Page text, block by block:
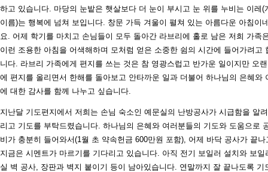
하고 있습니다. 마당의 눈밭은 햇살보다 더 눈이 부시고 눈 위를 누비는 이레(
이름)는 행복에 넘쳐 보입니다. 창문 가득 겨울이 펼쳐 있는 아름다운 아침이
요. 어제 학기를 마치고 손님들이 모두 돌아간 라브리에 홀로 남은 저희 가족
이런 조용한 아침을 어색해하며 모처럼 얻은 소중한 쉼의 시간에 들어가려고
니다. 라브리 가족에게 편지를 쓰는 것은 참 영광스럽고 반가운 일이지만 오
에 편지를 올리면서 한해를 돌아보고 안타까운 일과 더불어 하나님의 은혜와
에 대한 감사를 함께 나누고 싶습니다.
지난달 기도편지에서 저희는 손님 숙소인 예문실의 난방공사가 시급함을 알
리고 기도를 부탁드렸습니다. 하나님의 은혜와 여러분들의 기도와 도움으로
비가 충분히 들어와서(1월 초 약속헌금 600만원 포함), 어제 바닥 공사가 끝나
지금은 시멘트가 마르기를 기다리고 있습니다. 아직 전기 보일러 설치와 보일
실 벽 공사, 장판과 벽지 붙이기 등이 남아있습니다. 연말까지 잘 끝나도록 기